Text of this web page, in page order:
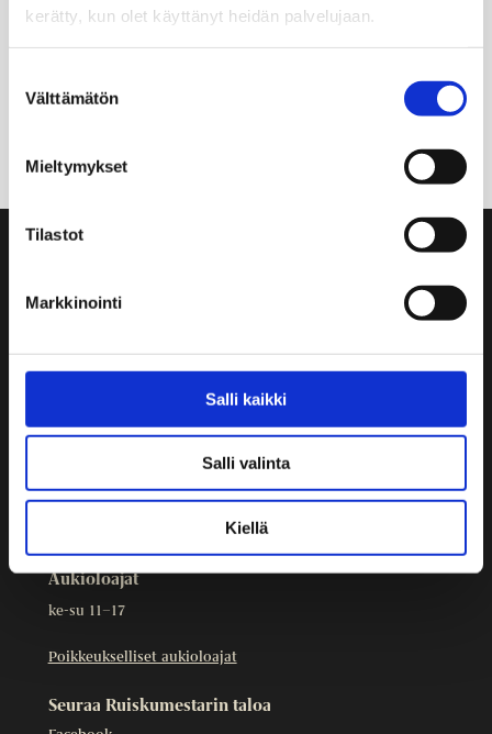
kerätty, kun olet käyttänyt heidän palvelujaan.
valinta
Välttämätön
Mieltymykset
Tilastot
Markkinointi
Salli kaikki
Salli valinta
Kiellä
Ruiskumestarin talo
00170 HELSINKI
09 3107 1549
Muut yhteystiedot
Ruiskumestarin talo on osa Helsingin kaupunginmuseota
Aukioloajat
ke-su 11–17
Poikkeukselliset aukioloajat
Seuraa Ruiskumestarin taloa